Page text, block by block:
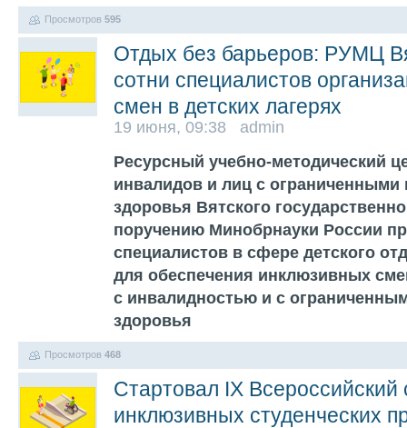
Просмотров 595
Отдых без барьеров: РУМЦ
сотни специалистов
смен в детских лагерях
19 июня, 09:38 admin
Ресурсный учебно-методический
инвалидов и лиц с
здоровья Вятского
поручению Минобрнауки России
специалистов в сфере детского
для обеспечения инклюзивных
с инвалидностью и с
здоровья
Просмотров 468
Стартовал IX Всероссийский
инклюзивных студенческих